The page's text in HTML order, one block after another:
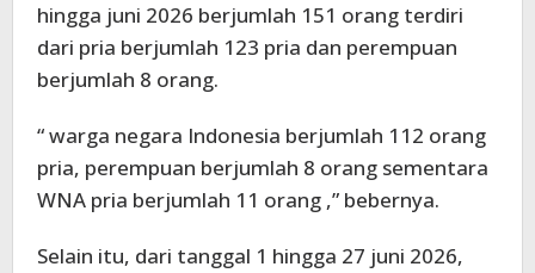
hingga juni 2026 berjumlah 151 orang terdiri
dari pria berjumlah 123 pria dan perempuan
berjumlah 8 orang.
“ warga negara Indonesia berjumlah 112 orang
pria, perempuan berjumlah 8 orang sementara
WNA pria berjumlah 11 orang ,” bebernya.
Selain itu, dari tanggal 1 hingga 27 juni 2026,